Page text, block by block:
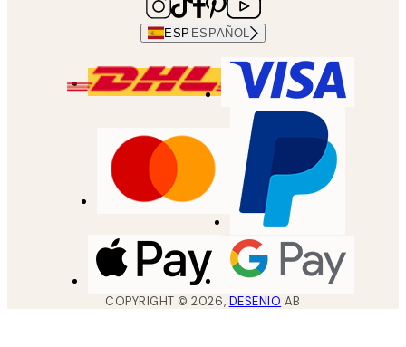
ESP ESPAÑOL
COPYRIGHT ©2026, DESENIO AB